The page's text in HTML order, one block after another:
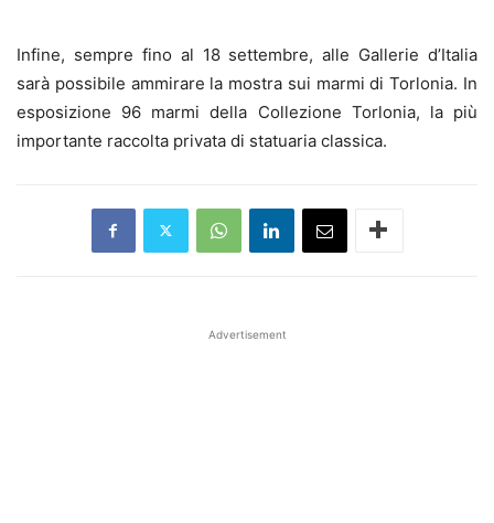
Infine, sempre fino al 18 settembre, alle Gallerie d’Italia
sarà possibile ammirare la mostra sui marmi di Torlonia. In
esposizione 96 marmi della Collezione Torlonia, la più
importante raccolta privata di statuaria classica.
Advertisement